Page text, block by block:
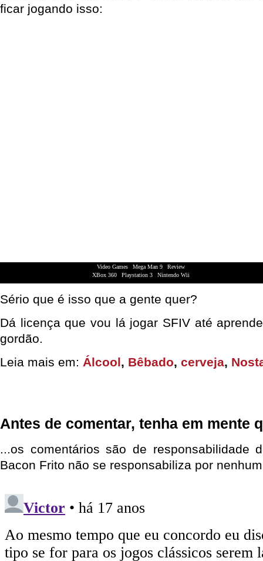
ficar jogando isso:
Video Games Mega Man 9
Review
XBox 360
Playstation 3 Nintendo Wii
Sério que é isso que a gente quer?
Dá licença que vou lá jogar SFIV até
gordão.
Leia mais em: Álcool, Bêbado, cerveja,
Antes de comentar, tenha em mente
...os comentários são de responsabilidade
Bacon Frito não se responsabiliza por